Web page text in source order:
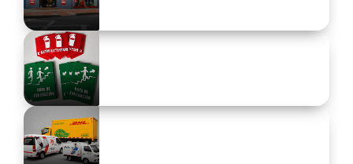
Avisos publicitarios
Atrae miradas y potencia tu marca.
Señalización
Haz que cada espacio comunique de forma clara y